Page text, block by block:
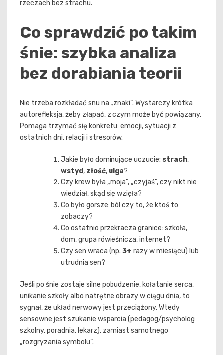
rzeczach bez strachu.
Co sprawdzić po takim
śnie: szybka analiza
bez dorabiania teorii
Nie trzeba rozkładać snu na „znaki”. Wystarczy krótka
autorefleksja, żeby złapać, z czym może być powiązany.
Pomaga trzymać się konkretu: emocji, sytuacji z
ostatnich dni, relacji i stresorów.
Jakie było dominujące uczucie: strach,
wstyd, złość, ulga?
Czy krew była „moja”, „czyjaś”, czy nikt nie
wiedział, skąd się wzięła?
Co było gorsze: ból czy to, że ktoś to
zobaczy?
Co ostatnio przekracza granice: szkoła,
dom, grupa rówieśnicza, internet?
Czy sen wraca (np. 3+ razy w miesiącu) lub
utrudnia sen?
Jeśli po śnie zostaje silne pobudzenie, kołatanie serca,
unikanie szkoły albo natrętne obrazy w ciągu dnia, to
sygnał, że układ nerwowy jest przeciążony. Wtedy
sensowne jest szukanie wsparcia (pedagog/psycholog
szkolny, poradnia, lekarz), zamiast samotnego
„rozgryzania symbolu”.